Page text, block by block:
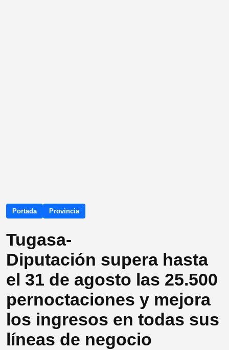
Portada Provincia
Tugasa-
Diputación supera hasta
el 31 de agosto las 25.500
pernoctaciones y mejora
los ingresos en todas sus
líneas de negocio